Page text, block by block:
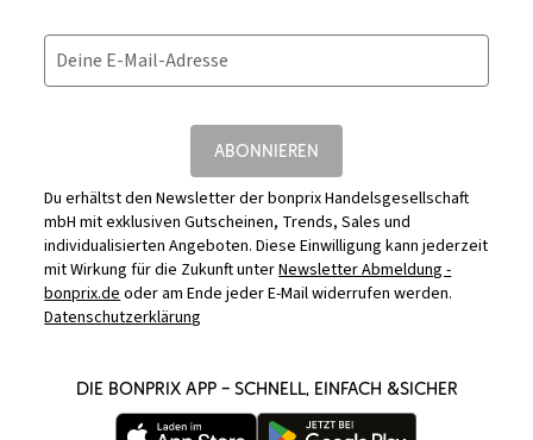
Deine E-Mail-Adresse
ABONNIEREN
Du erhältst den Newsletter der bonprix Handelsgesellschaft
mbH mit exklusiven Gutscheinen, Trends, Sales und
individualisierten Angeboten. Diese Einwilligung kann jederzeit
mit Wirkung für die Zukunft unterNewsletter Abmeldung -
bonprix.deoder am Ende jeder E-Mail widerrufen werden.
Datenschutzerklärung
DIE BONPRIX APP – SCHNELL, EINFACH &SICHER